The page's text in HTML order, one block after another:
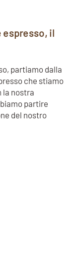
espresso, il
partiamo dalla
che stiamo
la nostra
partire
del nostro